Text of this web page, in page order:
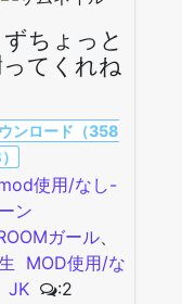
ずちょっと
てくれね
ンロード（358
使用/なし-
ン
ガール、
MOD使用/な
JK
:2